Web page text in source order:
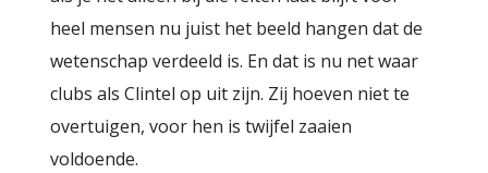
heel mensen nu juist het beeld hangen dat de
wetenschap verdeeld is. En dat is nu net waar
clubs als Clintel op uit zijn. Zij hoeven niet te
overtuigen, voor hen is twijfel zaaien
voldoende.